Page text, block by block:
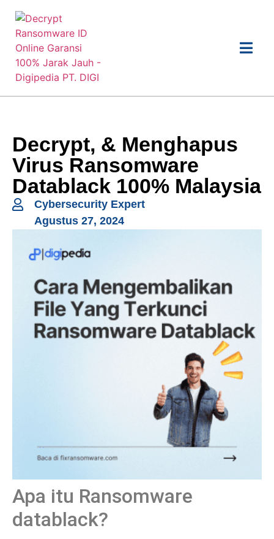
Decrypt, & Menghapus
Virus Ransomware
Datablack 100% Malaysia
Cybersecurity Expert
Agustus 27, 2024
Apa itu Ransomware
datablack?